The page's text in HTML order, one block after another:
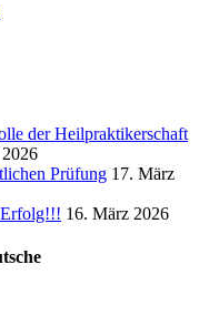
der Heilpraktikerschaft
Prüfung 17. März
16. März 2026